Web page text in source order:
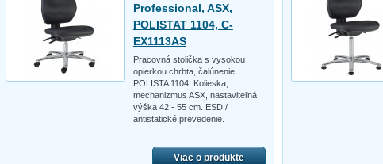
Professional, ASX,
POLISTAT 1104, C-
EX1113AS
Pracovná stolička s vysokou
opierkou chrbta, čalúnenie
POLISTA 1104. Kolieska,
mechanizmus ASX, nastaviteľná
výška 42 - 55 cm. ESD /
antistatické prevedenie.
Viac o produkte